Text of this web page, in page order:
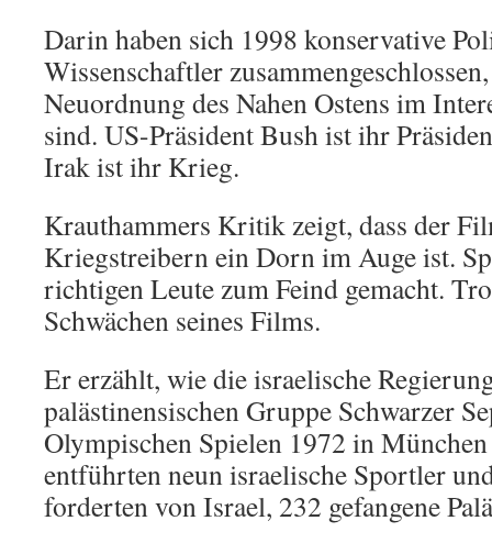
Darin haben sich 1998 konservative
Wissenschaftler
Neuordnung des Nahen Ostens im
sind. US-Präsident Bush ist ihr
Irak ist ihr Krieg.
Krauthammers Kritik zeigt, dass der
Kriegstreibern ein Dorn im Auge ist.
richtigen Leute zum Feind gemacht.
Schwächen seines Films.
Er erzählt, wie die israelische
palästinensischen Gruppe Schwarzer
Olympischen Spielen 1972 in
entführten neun israelische Sportler
forderten von Israel, 232 gefangene